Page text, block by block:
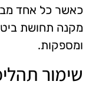
כאשר כל אחד
מקנה תחושת
ומספקות.
שימור